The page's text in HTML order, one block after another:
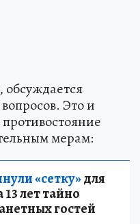
Это и
мерам:
«сетку»для
лет тайно
гостей